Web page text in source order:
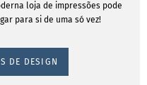
loja de impressões pode
para si de uma só vez!
DE DESIGN